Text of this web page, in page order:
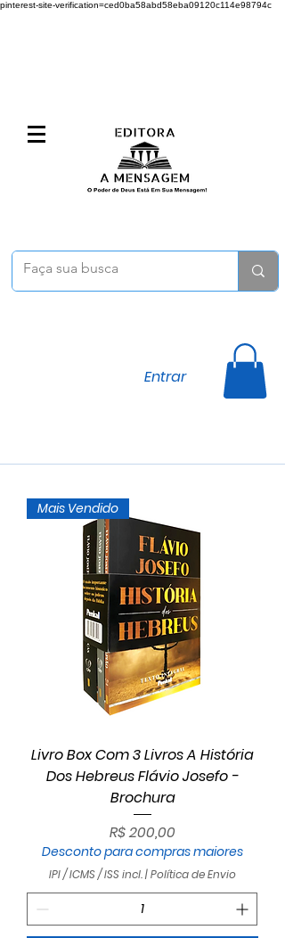
pinterest-site-verification=ced0ba58abd58eba09120c114e98794c
Entrar
Mais Vendido
Livro Box Com 3 Livros A História
Dos Hebreus Flávio Josefo -
Brochura
Preço
R$ 200,00
Desconto para compras maiores
IPI / ICMS / ISS incl.|Política de Envio